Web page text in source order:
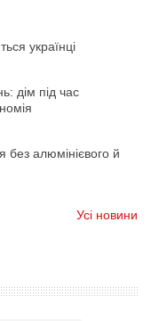
українці
дім під час
без алюмінієвого й
Усі новини